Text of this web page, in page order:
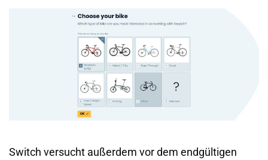
Switch versucht außerdem vor dem endgültigen